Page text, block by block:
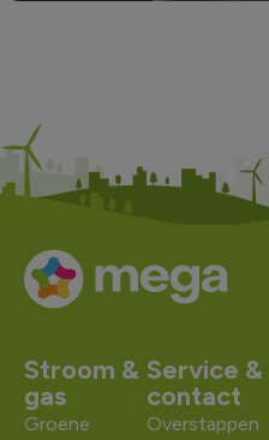
Stroom &
gas
Groene
Service &
contact
Overstappen